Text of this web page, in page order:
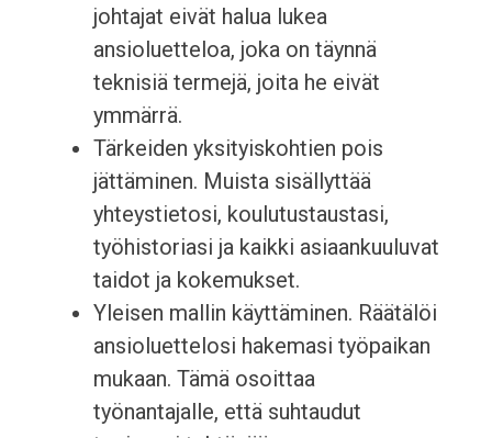
johtajat eivät halua lukea
ansioluetteloa, joka on täynnä
teknisiä termejä, joita he eivät
ymmärrä.
Tärkeiden yksityiskohtien pois
jättäminen. Muista sisällyttää
yhteystietosi, koulutustaustasi,
työhistoriasi ja kaikki asiaankuuluvat
taidot ja kokemukset.
Yleisen mallin käyttäminen. Räätälöi
ansioluettelosi hakemasi työpaikan
mukaan. Tämä osoittaa
työnantajalle, että suhtaudut